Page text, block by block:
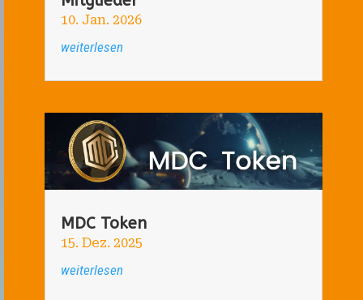
10. Jan. 2026
weiterlesen
MDC Token
15. Dez. 2025
weiterlesen